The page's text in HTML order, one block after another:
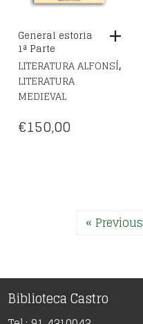
General estoria
1ª Parte
LITERATURA ALFONSÍ,
LITERATURA
MEDIEVAL
€150,00
« Previous
Biblioteca Castro